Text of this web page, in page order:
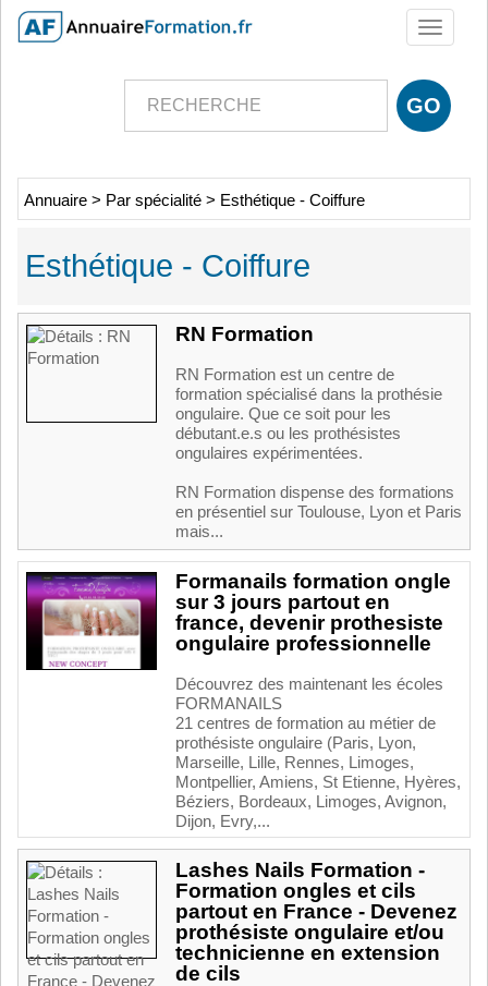
Toggle
Annuaire > Par spécialité > Esthétique - Coiffure
Esthétique - Coiffure
RN Formation
RN Formation est un centre de
formation spécialisé dans la prothésie
ongulaire. Que ce soit pour les
débutant.e.s ou les prothésistes
ongulaires expérimentées.
RN Formation dispense des formations
en présentiel sur Toulouse, Lyon et Paris
mais...
Formanails formation ongle
sur 3 jours partout en
france, devenir prothesiste
ongulaire professionnelle
Découvrez des maintenant les écoles
FORMANAILS
21 centres de formation au métier de
prothésiste ongulaire (Paris, Lyon,
Marseille, Lille, Rennes, Limoges,
Montpellier, Amiens, St Etienne, Hyères,
Béziers, Bordeaux, Limoges, Avignon,
Dijon, Evry,...
Lashes Nails Formation -
Formation ongles et cils
partout en France - Devenez
prothésiste ongulaire et/ou
technicienne en extension
de cils